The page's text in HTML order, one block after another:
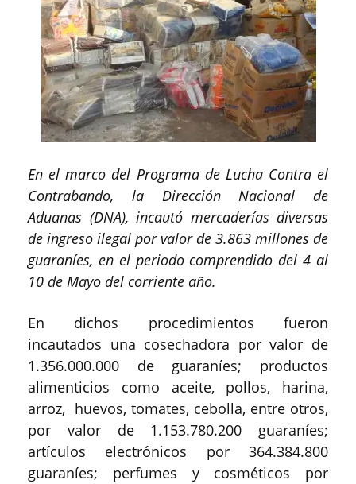
En el marco del Programa de Lucha Contra el
Contrabando, la Dirección Nacional de
Aduanas (DNA), incautó mercaderías diversas
de ingreso ilegal por valor de 3.863 millones de
guaraníes, en el periodo comprendido del 4 al
10 de Mayo del corriente año.
En dichos procedimientos fueron
incautados una cosechadora por valor de
1.356.000.000 de guaraníes; productos
alimenticios como aceite, pollos, harina,
arroz, huevos, tomates, cebolla, entre otros,
por valor de 1.153.780.200 guaraníes;
artículos electrónicos por 364.384.800
guaraníes; perfumes y cosméticos por